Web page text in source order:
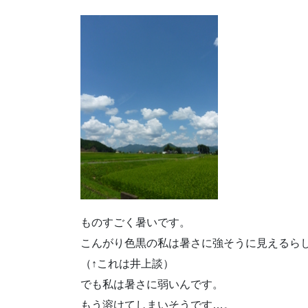
ものすごく暑いです。
こんがり色黒の私は暑さに強そうに見えるら
（↑これは井上談）
でも私は暑さに弱いんです。
もう溶けてしまいそうです…。